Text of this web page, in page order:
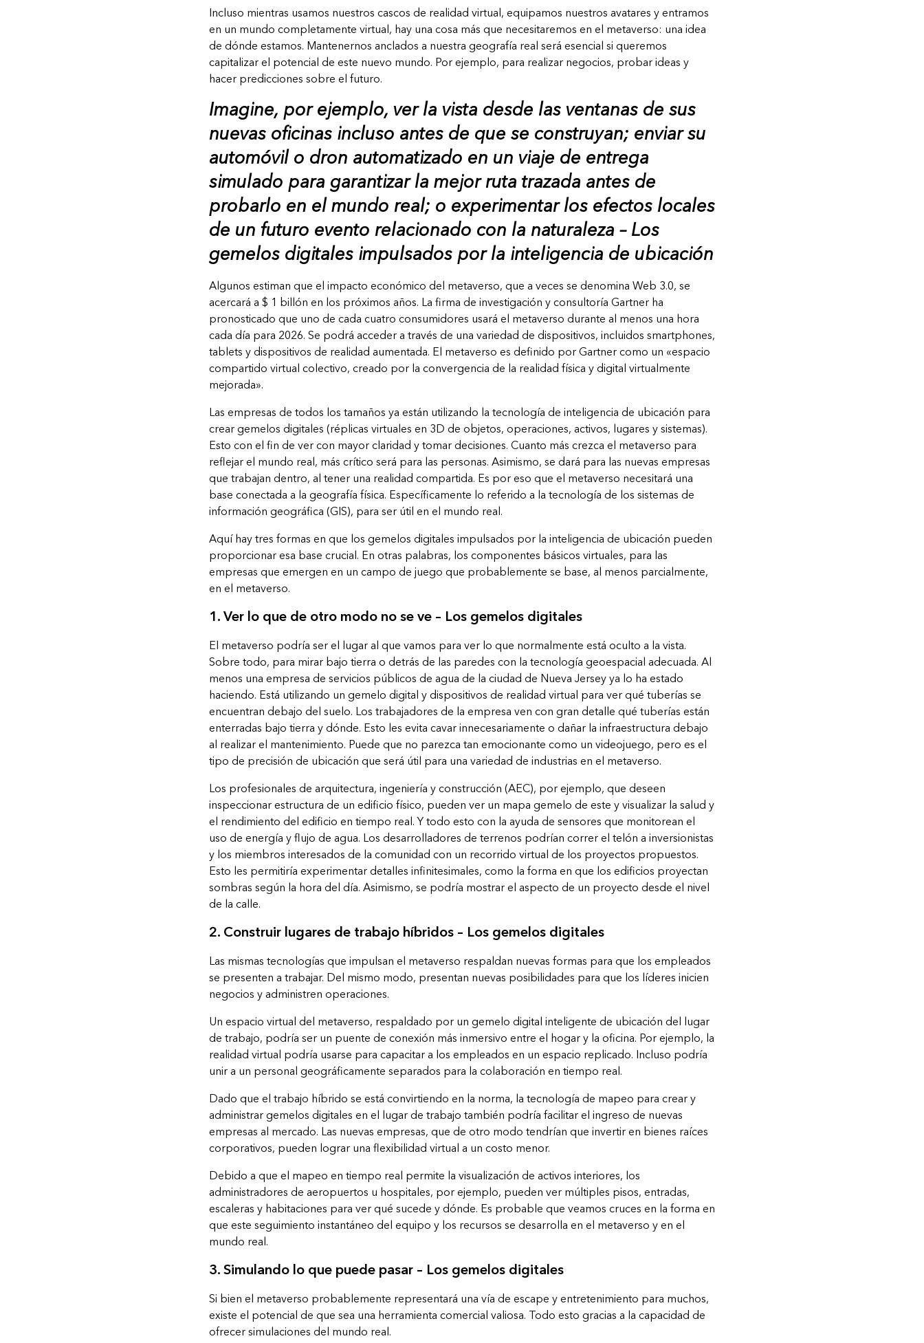
Incluso mientras usamos nuestros cascos de realidad virtual, equipamos nuestros avatares y entramos
en un mundo completamente virtual, hay una cosa más que necesitaremos en el metaverso: una idea
de dónde estamos. Mantenernos anclados a nuestra geografía real será esencial si queremos
capitalizar el potencial de este nuevo mundo. Por ejemplo, para realizar negocios, probar ideas y
hacer predicciones sobre el futuro.
Imagine, por ejemplo, ver la vista desde las ventanas de sus
nuevas oficinas incluso antes de que se construyan; enviar su
automóvil o dron automatizado en un viaje de entrega
simulado para garantizar la mejor ruta trazada antes de
probarlo en el mundo real; o experimentar los efectos locales
de un futuro evento relacionado con la naturaleza – Los
gemelos digitales impulsados por la inteligencia de ubicación
Algunos estiman que el impacto económico del metaverso, que a veces se denomina Web 3.0, se
acercará a $ 1 billón en los próximos años. La firma de investigación y consultoría Gartner ha
pronosticado que uno de cada cuatro consumidores usará el metaverso durante al menos una hora
cada día para 2026. Se podrá acceder a través de una variedad de dispositivos, incluidos smartphones,
tablets y dispositivos de realidad aumentada. El metaverso es definido por Gartner como un «espacio
compartido virtual colectivo, creado por la convergencia de la realidad física y digital virtualmente
mejorada».
Las empresas de todos los tamaños ya están utilizando la tecnología de inteligencia de ubicación para
crear gemelos digitales (réplicas virtuales en 3D de objetos, operaciones, activos, lugares y sistemas).
Esto con el fin de ver con mayor claridad y tomar decisiones. Cuanto más crezca el metaverso para
reflejar el mundo real, más crítico será para las personas. Asimismo, se dará para las nuevas empresas
que trabajan dentro, al tener una realidad compartida. Es por eso que el metaverso necesitará una
base conectada a la geografía física. Específicamente lo referido a la tecnología de los sistemas de
información geográfica (GIS), para ser útil en el mundo real.
Aquí hay tres formas en que los gemelos digitales impulsados por la inteligencia de ubicación pueden
proporcionar esa base crucial. En otras palabras, los componentes básicos virtuales, para las
empresas que emergen en un campo de juego que probablemente se base, al menos parcialmente,
en el metaverso.
1. Ver lo que de otro modo no se ve – Los gemelos digitales
El metaverso podría ser el lugar al que vamos para ver lo que normalmente está oculto a la vista.
Sobre todo, para mirar bajo tierra o detrás de las paredes con la tecnología geoespacial adecuada. Al
menos una empresa de servicios públicos de agua de la ciudad de Nueva Jersey ya lo ha estado
haciendo. Está utilizando un gemelo digital y dispositivos de realidad virtual para ver qué tuberías se
encuentran debajo del suelo. Los trabajadores de la empresa ven con gran detalle qué tuberías están
enterradas bajo tierra y dónde. Esto les evita cavar innecesariamente o dañar la infraestructura debajo
al realizar el mantenimiento. Puede que no parezca tan emocionante como un videojuego, pero es el
tipo de precisión de ubicación que será útil para una variedad de industrias en el metaverso.
Los profesionales dearquitectura, ingeniería y construcción (AEC), por ejemplo, que deseen
inspeccionar estructura de un edificio físico, pueden ver un mapa gemelo de este y visualizar la salud y
el rendimiento del edificio en tiempo real. Y todo esto con la ayuda de sensores que monitorean el
uso de energía y flujo de agua. Los desarrolladores de terrenos podrían correr el telón a inversionistas
y los miembros interesados de la comunidad con un recorrido virtual de los proyectos propuestos.
Esto les permitiría experimentar detalles infinitesimales, como la forma en que los edificios proyectan
sombras según la hora del día. Asimismo, se podría mostrar el aspecto de un proyecto desde el nivel
de la calle.
2. Construir lugares de trabajo híbridos – Los gemelos digitales
Las mismas tecnologías que impulsan el metaverso respaldan nuevas formas para que los empleados
se presenten a trabajar. Del mismo modo, presentan nuevas posibilidades para que los líderes inicien
negocios y administren operaciones.
Un espacio virtual del metaverso, respaldado por un gemelo digital inteligente de ubicación del lugar
de trabajo, podría ser un puente de conexión más inmersivo entre el hogar y la oficina. Por ejemplo, la
realidad virtual podría usarse para capacitar a los empleados en un espacio replicado. Incluso podría
unir a un personal geográficamente separados para la colaboración en tiempo real.
Dado que el trabajo híbrido se está convirtiendo en la norma, la tecnología de mapeo para crear y
administrar gemelos digitales en el lugar de trabajo también podría facilitar el ingreso de nuevas
empresas al mercado. Las nuevas empresas, que de otro modo tendrían que invertir en bienes raíces
corporativos, pueden lograr una flexibilidad virtual a un costo menor.
Debido a que el mapeo en tiempo real permite la visualización de activos interiores, los
administradores de aeropuertos u hospitales, por ejemplo, pueden ver múltiples pisos, entradas,
escaleras y habitaciones para ver qué sucede y dónde. Es probable que veamos cruces en la forma en
que este seguimiento instantáneo del equipo y los recursos se desarrolla en el metaverso y en el
mundo real.
3. Simulando lo que puede pasar – Los gemelos digitales
Si bien el metaverso probablemente representará una vía de escape y entretenimiento para muchos,
existe el potencial de que sea una herramienta comercial valiosa. Todo esto gracias a la capacidad de
ofrecer simulaciones del mundo real.